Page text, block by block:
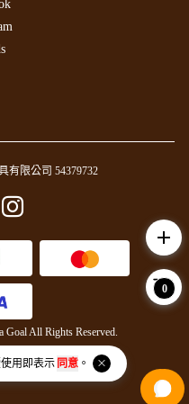
用即表示 同意。
有限公司 54379732
page
Instagram page
All Rights Reserved.
.
add
0